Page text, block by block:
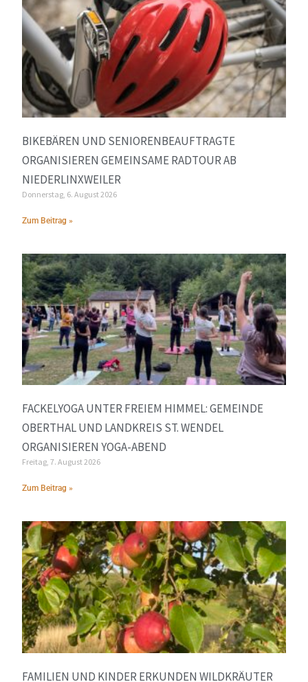
BIKEBÄREN UND SENIORENBEAUFTRAGTE
ORGANISIEREN GEMEINSAME RADTOUR AB
NIEDERLINXWEILER
Donnerstag, 6. August 2026
Zum Beitrag »
FACKELYOGA UNTER FREIEM HIMMEL: GEMEINDE
OBERTHAL UND LANDKREIS ST. WENDEL
ORGANISIEREN YOGA-ABEND
Freitag, 7. August 2026
Zum Beitrag »
FAMILIEN UND KINDER ERKUNDEN WILDKRÄUTER